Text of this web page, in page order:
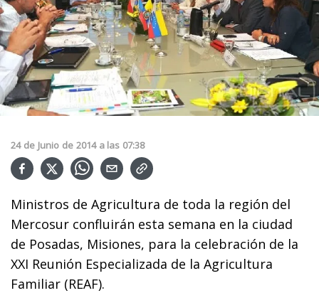
24 de Junio de 2014 a las 07:38
Ministros de Agricultura de toda la región del
Mercosur confluirán esta semana en la ciudad
de Posadas, Misiones, para la celebración de la
XXI Reunión Especializada de la Agricultura
Familiar (REAF).